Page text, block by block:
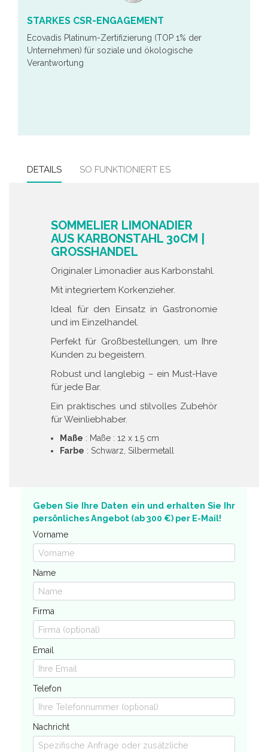
STARKES CSR-ENGAGEMENT
Ecovadis Platinum-Zertifizierung (TOP 1% der
Unternehmen) für soziale und ökologische
Verantwortung
DETAILS SO FUNKTIONIERT ES
SOMMELIER LIMONADIER
AUS KARBONSTAHL 30CM |
GROSSHANDEL
Originaler Limonadier aus Karbonstahl.
Mit integriertem Korkenzieher.
Ideal für den Einsatz in Gastronomie
und im Einzelhandel.
Perfekt für Großbestellungen, um Ihre
Kunden zu begeistern.
Robust und langlebig – ein Must-Have
für jede Bar.
Ein praktisches und stilvolles Zubehör
für Weinliebhaber.
Maße : Maße : 12 x 1.5 cm
Farbe : Schwarz, Silbermetall
Geben Sie Ihre Daten ein und erhalten Sie Ihr
persönliches Angebot (ab 300 €) per E-Mail!
Vorname
Name
Firma
Email
Telefon
Nachricht